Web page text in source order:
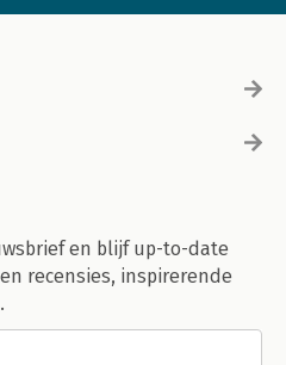
en blijf up-to-date
recensies, inspirerende